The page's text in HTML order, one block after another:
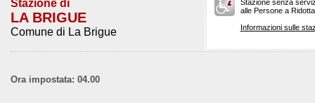
Stazione di
LA BRIGUE
Comune di La Brigue
Stazione senza
alle Persone a
Informazioni sulle
Ora impostata: 04.00